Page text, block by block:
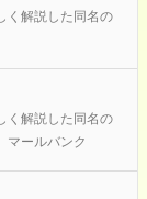
く解説した同名の
く解説した同名の
マールバンク